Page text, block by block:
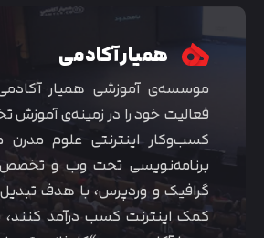
همیار آکادمی
فعالیت خود را در زمینه‌ی آموزش
کسب‌و‌کار اینترنتی علوم مدرن
برنامه‌نویسی تحت وب و
گرافیک و وردپرس، با هدف تبدیل
کمک اینترنت کسب درآمد